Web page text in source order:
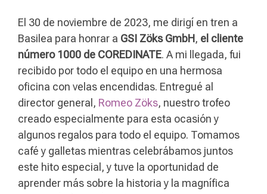
El 30 de noviembre de 2023, me dirigí en tren a
Basilea para honrar a GSI Zöks GmbH, el cliente
número 1000 de COREDINATE. A mi llegada, fui
recibido por todo el equipo en una hermosa
oficina con velas encendidas. Entregué al
director general, Romeo Zöks, nuestro trofeo
creado especialmente para esta ocasión y
algunos regalos para todo el equipo. Tomamos
café y galletas mientras celebrábamos juntos
este hito especial, y tuve la oportunidad de
aprender más sobre la historia y la magnífica